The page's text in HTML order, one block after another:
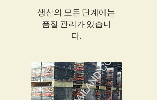
생산의 모든 단계에는
품질 관리가 있습니
다.